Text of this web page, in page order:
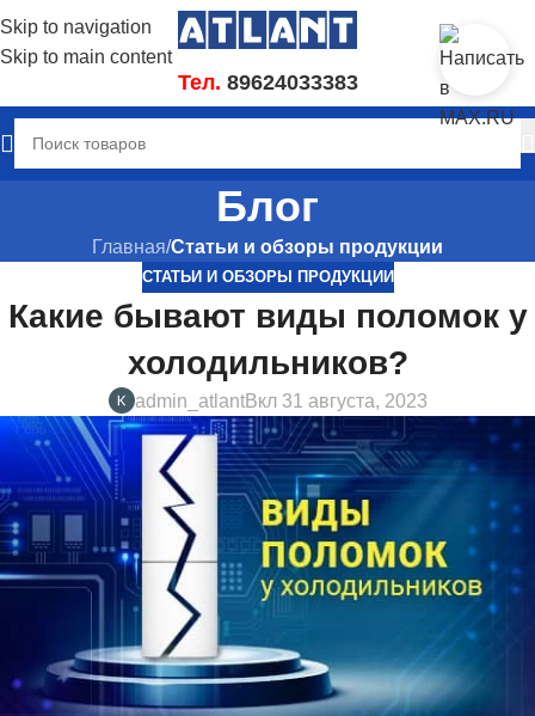
Skip to navigation
Skip to main content
Тел. 89624033383
Блог
Главная/Статьи и обзоры продукции
СТАТЬИ И ОБЗОРЫ ПРОДУКЦИИ
Какие бывают виды поломок у
холодильников?
admin_atlantВкл 31 августа, 2023